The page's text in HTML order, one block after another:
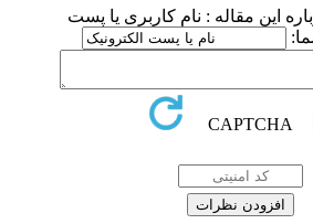
این مقاله : نام کاربری یا پست